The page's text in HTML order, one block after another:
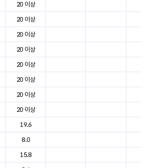
20 이상
20 이상
20 이상
20 이상
20 이상
20 이상
20 이상
20 이상
19.6
8.0
15.8